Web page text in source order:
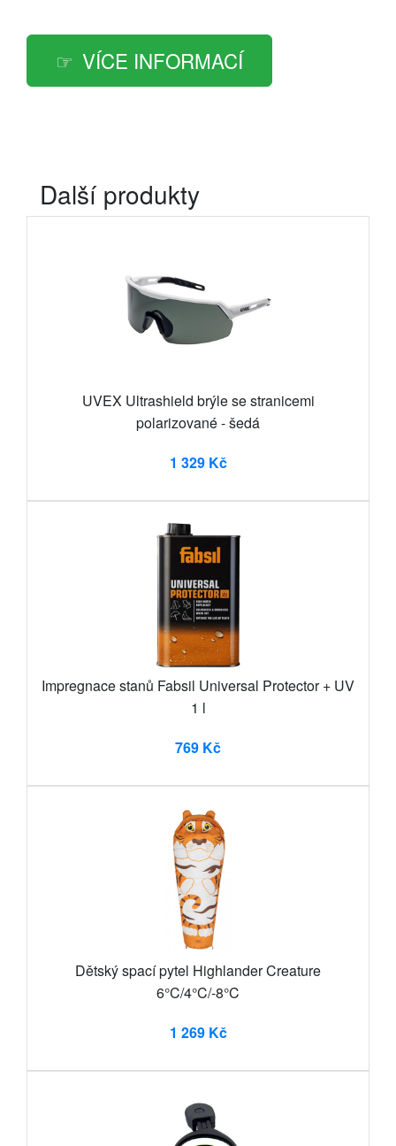
VÍCE INFORMACÍ
Další produkty
UVEX Ultrashield brýle se stranicemi
polarizované - šedá
1 329 Kč
Impregnace stanů Fabsil Universal Protector + UV
1 l
769 Kč
Dětský spací pytel Highlander Creature
6°C/4°C/-8°C
1 269 Kč